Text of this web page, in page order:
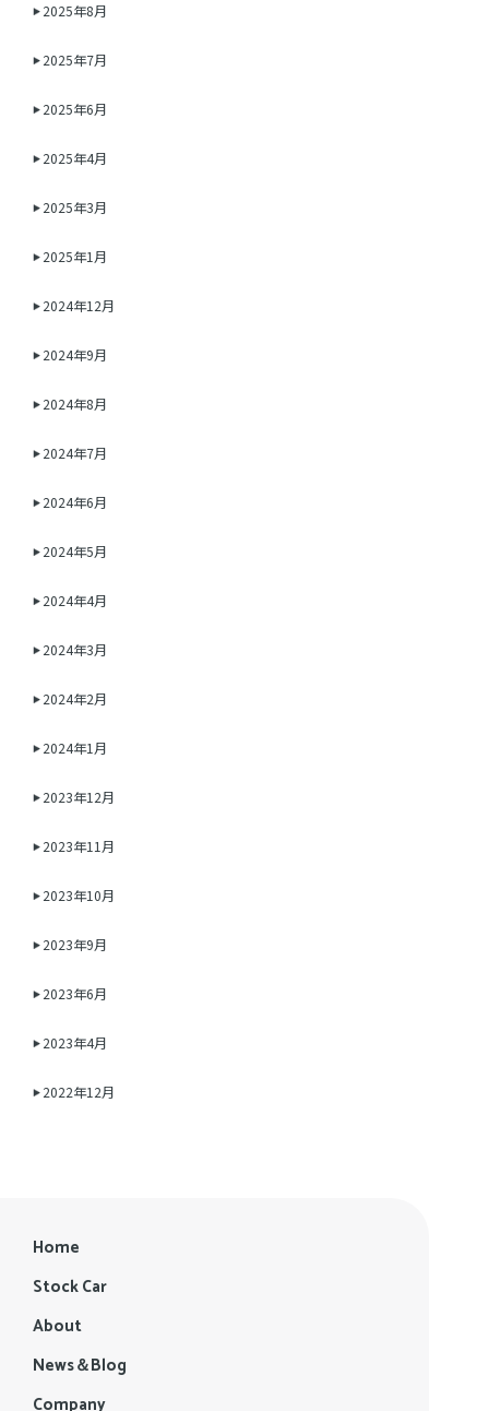
2025年8月
2025年7月
2025年6月
2025年4月
2025年3月
2025年1月
2024年12月
2024年9月
2024年8月
2024年7月
2024年6月
2024年5月
2024年4月
2024年3月
2024年2月
2024年1月
2023年12月
2023年11月
2023年10月
2023年9月
2023年6月
2023年4月
2022年12月
Home
Stock Car
About
News＆Blog
Company